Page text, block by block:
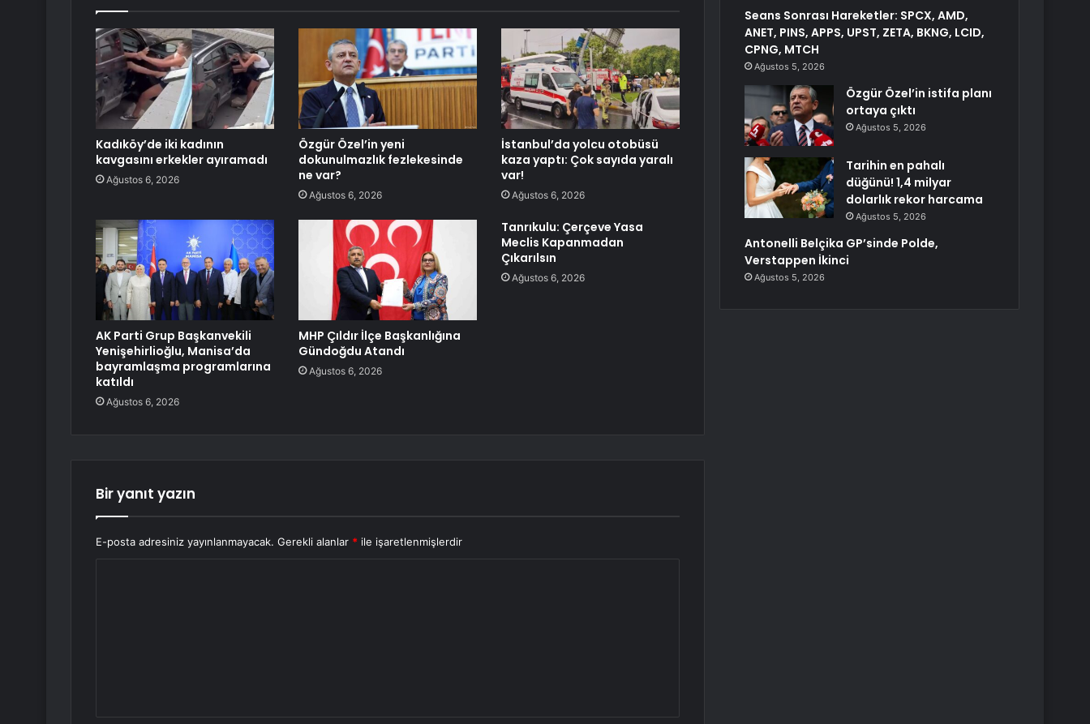
Kadıköy’de iki kadının
kavgasını erkekler ayıramadı
Ağustos 6, 2026
Özgür Özel’in yeni
dokunulmazlık fezlekesinde
ne var?
Ağustos 6, 2026
İstanbul’da yolcu otobüsü
kaza yaptı: Çok sayıda yaralı
var!
Ağustos 6, 2026
AK Parti Grup Başkanvekili
Yenişehirlioğlu, Manisa’da
bayramlaşma programlarına
katıldı
Ağustos 6, 2026
MHP Çıldır İlçe Başkanlığına
Gündoğdu Atandı
Ağustos 6, 2026
Tanrıkulu: Çerçeve Yasa
Meclis Kapanmadan
Çıkarılsın
Ağustos 6, 2026
Bir yanıt yazın
E-posta adresiniz yayınlanmayacak. Gerekli alanlar * ile işaretlenmişlerdir
Seans Sonrası Hareketler: SPCX, AMD,
ANET, PINS, APPS, UPST, ZETA, BKNG, LCID,
CPNG, MTCH
Ağustos 5, 2026
Özgür Özel’in istifa planı
ortaya çıktı
Ağustos 5, 2026
Tarihin en pahalı
düğünü! 1,4 milyar
dolarlık rekor harcama
Ağustos 5, 2026
Antonelli Belçika GP’sinde Polde,
Verstappen İkinci
Ağustos 5, 2026